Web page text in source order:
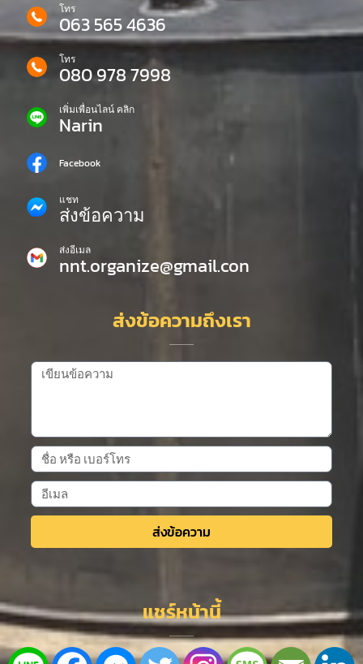
โทร
063 565 4636
โทร
080 978 7998
เพิ่มเพื่อนไลน์ คลิก
Narin
Facebook
แชท
ส่งข้อความ
ส่งอีเมล
nnt.organize@gmail.con
ส่งข้อความถึงเรา
ส่งข้อความ
แชร์หน้านี้